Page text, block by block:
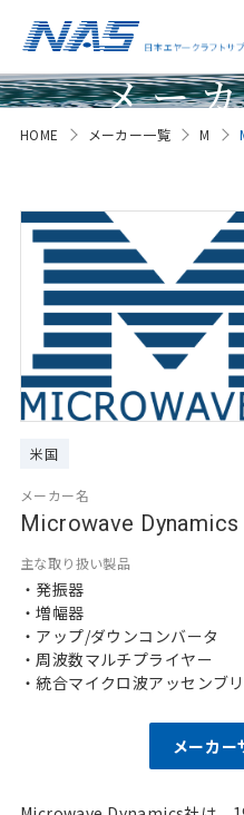
メー
HOME メーカー一覧 M
メーカー名
Microwave Dynamics
主な取り扱い製品
・発振器
・増幅器
・アップ/ダウンコンバータ
・周波数マルチプライヤー
・統合マイクロ波アッセンブリ
メーカー
米国